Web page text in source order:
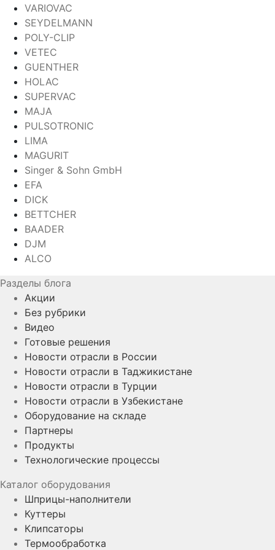
VARIOVAC
SEYDELMANN
POLY-CLIP
VETEC
GUENTHER
HOLAC
SUPERVAC
MAJA
PULSOTRONIC
LIMA
MAGURIT
Singer & Sohn GmbH
EFA
DICK
BETTCHER
BAADER
DJM
ALCO
Разделы блога
Акции
Без рубрики
Видео
Готовые решения
Новости отрасли в России
Новости отрасли в Таджикистане
Новости отрасли в Турции
Новости отрасли в Узбекистане
Оборудование на складе
Партнеры
Продукты
Технологические процессы
Каталог оборудования
Шприцы-наполнители
Куттеры
Клипсаторы
Термообработка